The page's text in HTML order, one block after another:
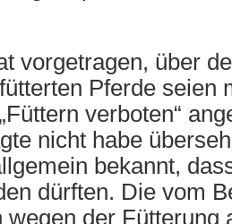
vorgetragen, über
Pferde seien
verboten“
nicht habe
bekannt,
dürften. Die vom
wegen der Fütterung